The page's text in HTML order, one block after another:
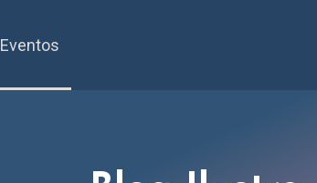
Eventos